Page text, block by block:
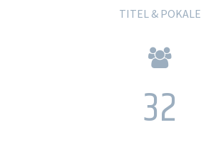
TITEL & POKALE
32